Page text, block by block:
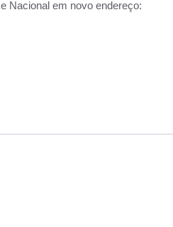
Nacional em novo endereço: